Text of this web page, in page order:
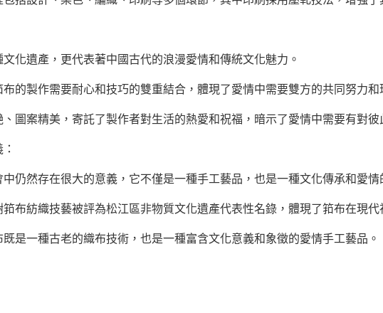
化遺產，更代表著中國古代的浪漫愛情和傳統文化魅力。
的製作需要耐心和技巧的雙重結合，體現了愛情中需要雙方的共同努力和
圖案精美，寄託了製作者對生活的熱愛和祝福，暗示了愛情中需要有對
仍然存在很大的意義，它不僅是一種手工藝品，也是一種文化傳承和愛情
布紡織技藝被評為松江區非物質文化遺產代表性名錄，體現了筘布在現代
是一種古老的織布技術，也是一種富含文化意義和象徵的愛情手工藝品。